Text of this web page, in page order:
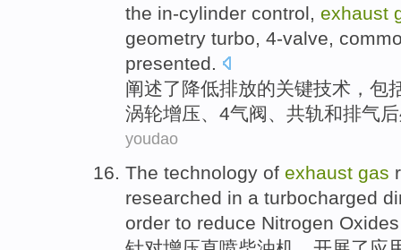
the in-cylinder control, exhaust
geometry turbo, 4-valve,
presented.
阐述了 降低排放的关键技术 ， 包
涡轮增压、 4气阀、 共轨和排气
youdao
The technology of exhaust gas
researched in a turbocharged
order to reduce Nitrogen Oxides